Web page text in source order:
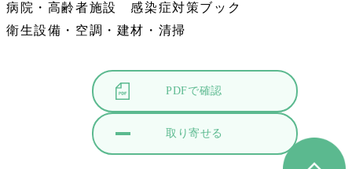
病院・高齢者施設 感染症対策ブック
衛生設備・空調・建材・清掃
PDFで確認
取り寄せる